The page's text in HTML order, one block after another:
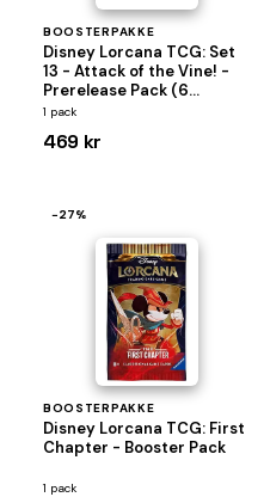
BOOSTERPAKKE
Disney Lorcana TCG: Set
13 - Attack of the Vine! -
Prerelease Pack (6
Booster Packs)
1 pack
469 kr
−27%
BOOSTERPAKKE
Disney Lorcana TCG: First
Chapter - Booster Pack
1 pack